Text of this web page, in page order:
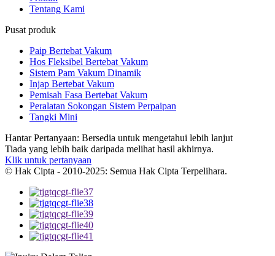
Tentang Kami
Pusat produk
Paip Bertebat Vakum
Hos Fleksibel Bertebat Vakum
Sistem Pam Vakum Dinamik
Injap Bertebat Vakum
Pemisah Fasa Bertebat Vakum
Peralatan Sokongan Sistem Perpaipan
Tangki Mini
Hantar Pertanyaan: Bersedia untuk mengetahui lebih lanjut
Tiada yang lebih baik daripada melihat hasil akhirnya.
Klik untuk pertanyaan
© Hak Cipta - 2010-2025: Semua Hak Cipta Terpelihara.